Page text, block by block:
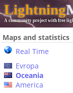
Lightning
A community project with free
Maps and statistics
Real Time
Evropa
Oceania
America